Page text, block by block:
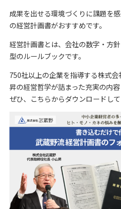
成果を出せる環境づくりに課題を
の経営計画書がおすすめです。
経営計画書とは、会社の数字・方
型のルールブックです。
750社以上の企業を指導する株式
昇の経営哲学が詰まった充実の内
ぜひ、こちらからダウンロードして